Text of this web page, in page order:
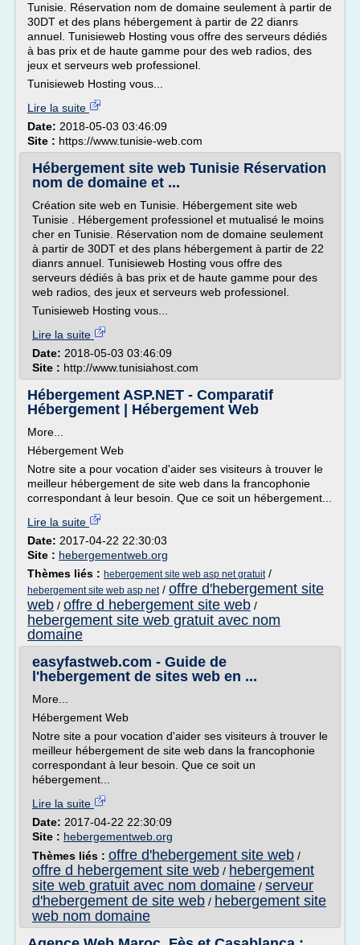
Tunisie. Réservation nom de domaine seulement à partir de
30DT et des plans hébergement à partir de 22 dianrs
annuel. Tunisieweb Hosting vous offre des serveurs dédiés
à bas prix et de haute gamme pour des web radios, des
jeux et serveurs web professionel.
Tunisieweb Hosting vous...
Lire la suite
Date: 2018-05-03 03:46:09
Site : https://www.tunisie-web.com
Hébergement site web Tunisie Réservation
nom de domaine et ...
Création site web en Tunisie. Hébergement site web
Tunisie . Hébergement professionel et mutualisé le moins
cher en Tunisie. Réservation nom de domaine seulement
à partir de 30DT et des plans hébergement à partir de 22
dianrs annuel. Tunisieweb Hosting vous offre des
serveurs dédiés à bas prix et de haute gamme pour des
web radios, des jeux et serveurs web professionel.
Tunisieweb Hosting vous...
Lire la suite
Date: 2018-05-03 03:46:09
Site : http://www.tunisiahost.com
Hébergement ASP.NET - Comparatif
Hébergement | Hébergement Web
More...
Hébergement Web
Notre site a pour vocation d'aider ses visiteurs à trouver le
meilleur hébergement de site web dans la francophonie
correspondant à leur besoin. Que ce soit un hébergement...
Lire la suite
Date: 2017-04-22 22:30:03
Site : hebergementweb.org
Thèmes liés : hebergement site web asp net gratuit/
hebergement site web asp net/ offre d'hebergement site
web / offre d hebergement site web /
hebergement site web gratuit avec nom
domaine
easyfastweb.com - Guide de
l'hebergement de sites web en ...
More...
Hébergement Web
Notre site a pour vocation d'aider ses visiteurs à trouver le
meilleur hébergement de site web dans la francophonie
correspondant à leur besoin. Que ce soit un
hébergement...
Lire la suite
Date: 2017-04-22 22:30:09
Site : hebergementweb.org
Thèmes liés : offre d'hebergement site web /
offre d hebergement site web / hebergement
site web gratuit avec nom domaine / serveur
d'hebergement de site web / hebergement site
web nom domaine